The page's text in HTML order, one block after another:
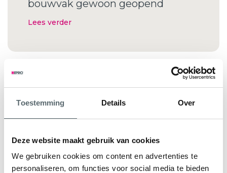
Toestemming Details Over
Deze website maakt gebruik van cookies
We gebruiken cookies om content en advertenties te
personaliseren, om functies voor social media te bieden
bouwvak gewoon geopend
Lees verder